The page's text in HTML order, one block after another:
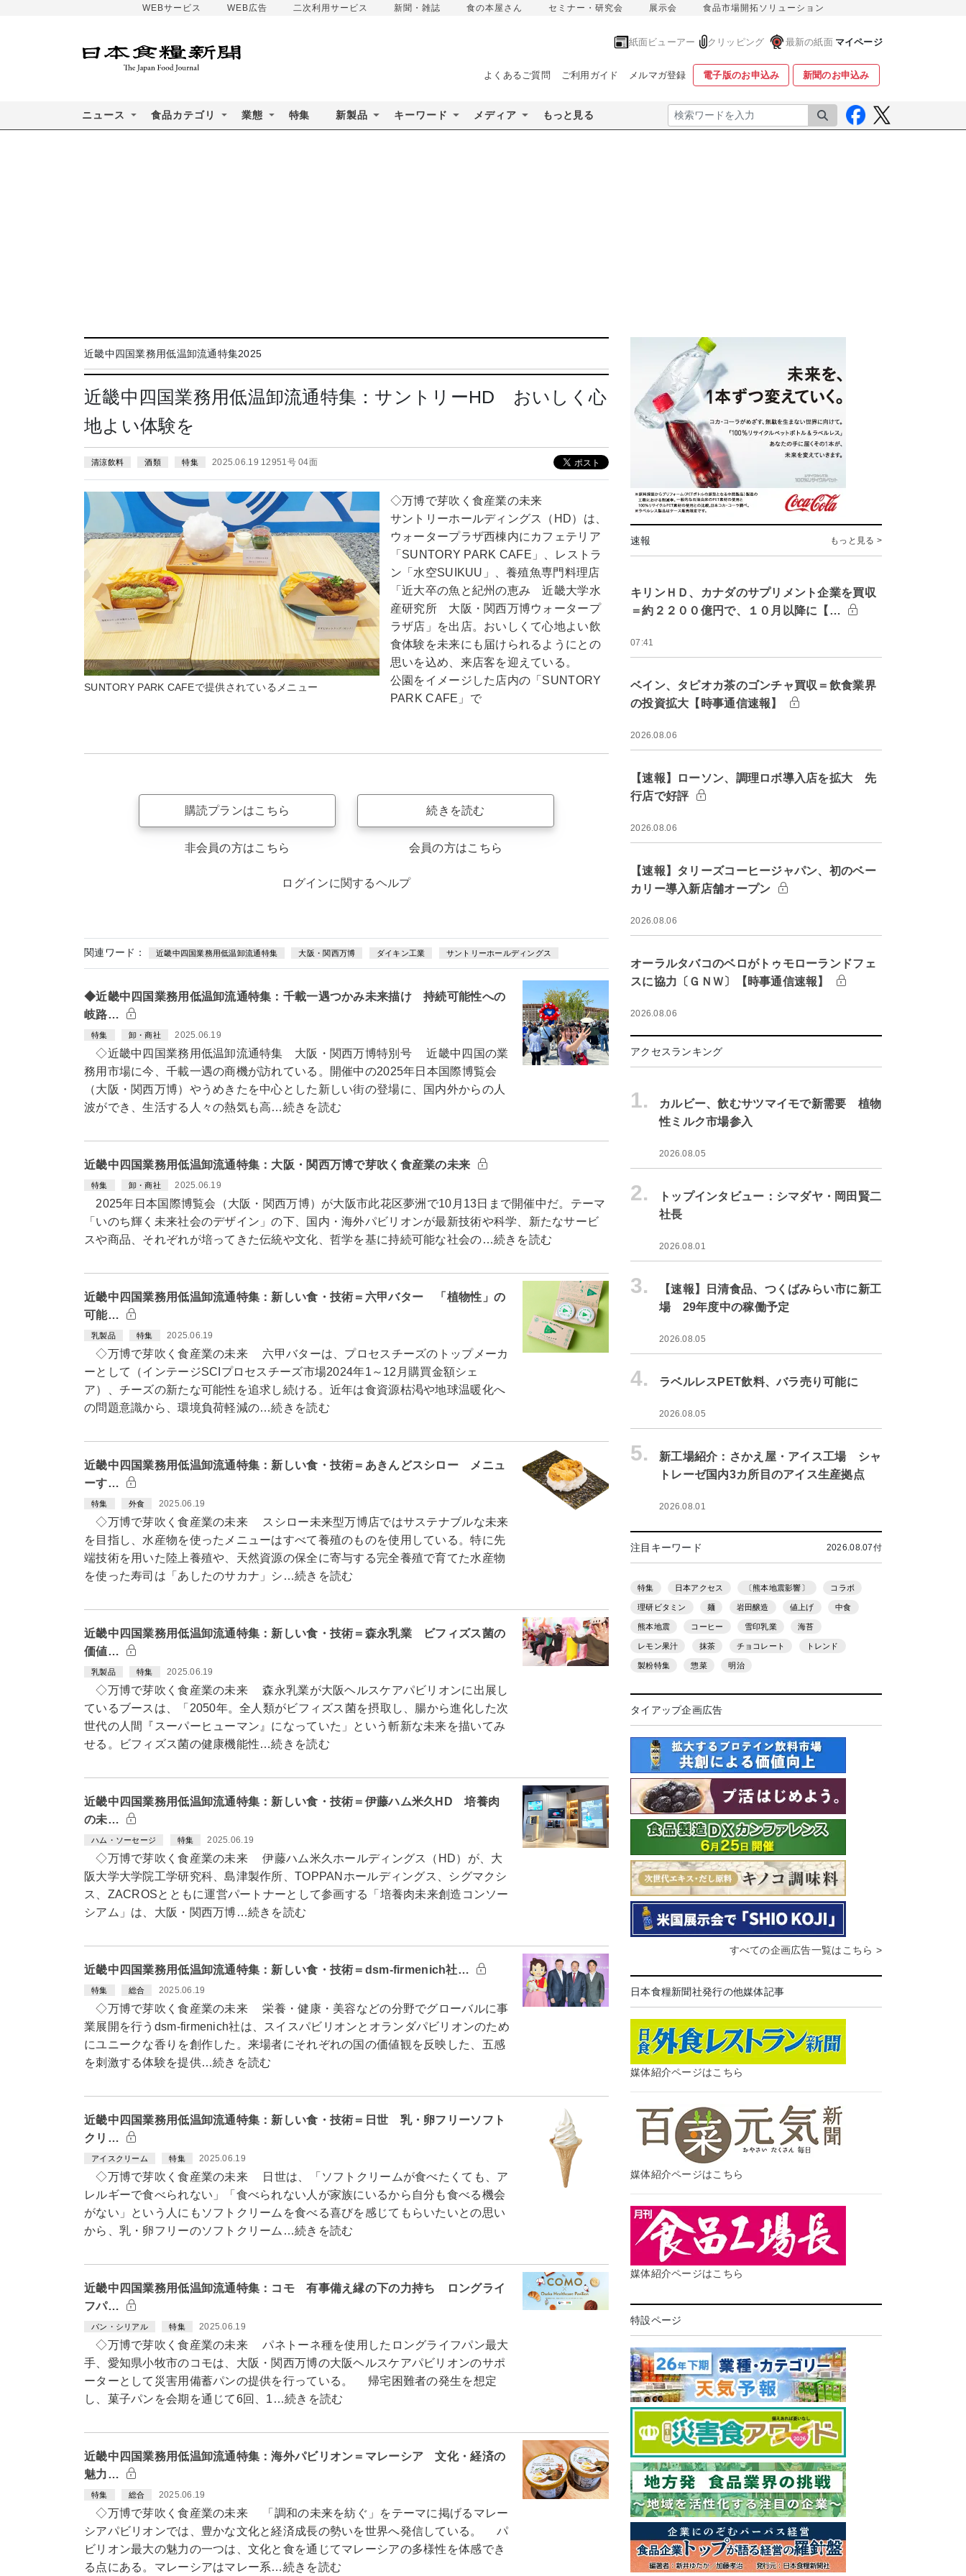
WEBサービス WEB広告 二次利用サービス 新聞・雑誌 食の本屋さん セミナー・研究会 展示会 食品市場開拓ソリューション
紙面ビューアー クリッピング 最新の紙面 マイページ
よくあるご質問 ご利用ガイド メルマガ登録 電子版のお申込み 新聞のお申込み
ニュース 食品カテゴリ 業態 特集 新製品 キーワード メディア もっと見る 検索
近畿中四国業務用低温卸流通特集2025
近畿中四国業務用低温卸流通特集：サントリーHD おいしく心
地よい体験を
清涼飲料 酒類 特集 2025.06.19 12951号 04面
SUNTORY PARK CAFEで提供されているメニュー
◇万博で芽吹く食産業の未来
サントリーホールディングス（HD）は、
ウォータープラザ西棟内にカフェテリア
「SUNTORY PARK CAFE」、レストラ
ン「水空SUIKUU」、養殖魚専門料理店
「近大卒の魚と紀州の恵み 近畿大学水
産研究所 大阪・関西万博ウォータープ
ラザ店」を出店。おいしくて心地よい飲
食体験を未来にも届けられるようにとの
思いを込め、来店客を迎えている。
公園をイメージした店内の「SUNTORY
PARK CAFE」で
購読プランはこちら
非会員の方はこちら
続きを読む
会員の方はこちら
ログインに関するヘルプ
関連ワード： 近畿中四国業務用低温卸流通特集 大阪・関西万博 ダイキン工業 サントリーホールディングス
◆近畿中四国業務用低温卸流通特集：千載一遇つかみ未来描け 持続可能性への
岐路…
特集 卸・商社 2025.06.19
◇近畿中四国業務用低温卸流通特集 大阪・関西万博特別号 近畿中四国の業
務用市場に今、千載一遇の商機が訪れている。開催中の2025年日本国際博覧会
（大阪・関西万博）やうめきたを中心とした新しい街の登場に、国内外からの人
波ができ、生活する人々の熱気も高…続きを読む
近畿中四国業務用低温卸流通特集：大阪・関西万博で芽吹く食産業の未来
特集 卸・商社 2025.06.19
2025年日本国際博覧会（大阪・関西万博）が大阪市此花区夢洲で10月13日まで開催中だ。テーマ
「いのち輝く未来社会のデザイン」の下、国内・海外パビリオンが最新技術や科学、新たなサービ
スや商品、それぞれが培ってきた伝統や文化、哲学を基に持続可能な社会の…続きを読む
近畿中四国業務用低温卸流通特集：新しい食・技術＝六甲バター 「植物性」の
可能…
乳製品 特集 2025.06.19
◇万博で芽吹く食産業の未来 六甲バターは、プロセスチーズのトップメーカ
ーとして（インテージSCIプロセスチーズ市場2024年1～12月購買金額シェ
ア）、チーズの新たな可能性を追求し続ける。近年は食資源枯渇や地球温暖化へ
の問題意識から、環境負荷軽減の…続きを読む
近畿中四国業務用低温卸流通特集：新しい食・技術＝あきんどスシロー メニュ
ーす…
特集 外食 2025.06.19
◇万博で芽吹く食産業の未来 スシロー未来型万博店ではサステナブルな未来
を目指し、水産物を使ったメニューはすべて養殖のものを使用している。特に先
端技術を用いた陸上養殖や、天然資源の保全に寄与する完全養殖で育てた水産物
を使った寿司は「あしたのサカナ」シ…続きを読む
近畿中四国業務用低温卸流通特集：新しい食・技術＝森永乳業 ビフィズス菌の
価値…
乳製品 特集 2025.06.19
◇万博で芽吹く食産業の未来 森永乳業が大阪ヘルスケアパビリオンに出展し
ているブースは、「2050年。全人類がビフィズス菌を摂取し、腸から進化した次
世代の人間『スーパーヒューマン』になっていた」という斬新な未来を描いてみ
せる。ビフィズス菌の健康機能性…続きを読む
近畿中四国業務用低温卸流通特集：新しい食・技術＝伊藤ハム米久HD 培養肉
の未…
ハム・ソーセージ 特集 2025.06.19
◇万博で芽吹く食産業の未来 伊藤ハム米久ホールディングス（HD）が、大
阪大学大学院工学研究科、島津製作所、TOPPANホールディングス、シグマクシ
ス、ZACROSとともに運営パートナーとして参画する「培養肉未来創造コンソー
シアム」は、大阪・関西万博…続きを読む
近畿中四国業務用低温卸流通特集：新しい食・技術＝dsm-firmenich社…
特集 総合 2025.06.19
◇万博で芽吹く食産業の未来 栄養・健康・美容などの分野でグローバルに事
業展開を行うdsm-firmenich社は、スイスパビリオンとオランダパビリオンのため
にユニークな香りを創作した。来場者にそれぞれの国の価値観を反映した、五感
を刺激する体験を提供…続きを読む
近畿中四国業務用低温卸流通特集：新しい食・技術＝日世 乳・卵フリーソフト
クリ…
アイスクリーム 特集 2025.06.19
◇万博で芽吹く食産業の未来 日世は、「ソフトクリームが食べたくても、ア
レルギーで食べられない」「食べられない人が家族にいるから自分も食べる機会
がない」という人にもソフトクリームを食べる喜びを感じてもらいたいとの思い
から、乳・卵フリーのソフトクリーム…続きを読む
近畿中四国業務用低温卸流通特集：コモ 有事備え縁の下の力持ち ロングライ
フパ…
パン・シリアル 特集 2025.06.19
◇万博で芽吹く食産業の未来 パネトーネ種を使用したロングライフパン最大
手、愛知県小牧市のコモは、大阪・関西万博の大阪ヘルスケアパビリオンのサポ
ーターとして災害用備蓄パンの提供を行っている。 帰宅困難者の発生を想定
し、菓子パンを会期を通じて6回、1…続きを読む
近畿中四国業務用低温卸流通特集：海外パビリオン＝マレーシア 文化・経済の
魅力…
特集 総合 2025.06.19
◇万博で芽吹く食産業の未来 「調和の未来を紡ぐ」をテーマに掲げるマレー
シアパビリオンでは、豊かな文化と経済成長の勢いを世界へ発信している。 パ
ビリオン最大の魅力の一つは、文化と食を通じてマレーシアの多様性を体感でき
る点にある。マレーシアはマレー系…続きを読む
速報 もっと見る >
キリンＨＤ、カナダのサプリメント企業を買収
＝約２２００億円で、１０月以降に【…
07:41
ベイン、タピオカ茶のゴンチャ買収＝飲食業界
の投資拡大【時事通信速報】
2026.08.06
【速報】ローソン、調理ロボ導入店を拡大 先
行店で好評
2026.08.06
【速報】タリーズコーヒージャパン、初のベー
カリー導入新店舗オープン
2026.08.06
オーラルタバコのベロがトゥモローランドフェ
スに協力〔ＧＮＷ〕【時事通信速報】
2026.08.06
アクセスランキング
1.
カルビー、飲むサツマイモで新需要 植物
性ミルク市場参入
2026.08.05
2.
トップインタビュー：シマダヤ・岡田賢二
社長
2026.08.01
3.
【速報】日清食品、つくばみらい市に新工
場 29年度中の稼働予定
2026.08.05
4. ラベルレスPET飲料、バラ売り可能に
2026.08.05
5.
新工場紹介：さかえ屋・アイス工場 シャ
トレーゼ国内3カ所目のアイス生産拠点
2026.08.01
注目キーワード 2026.08.07付
特集 日本アクセス 〔熊本地震影響〕 コラボ
理研ビタミン 麺 岩田醸造 値上げ 中食
熊本地震 コーヒー 雪印乳業 海苔
レモン果汁 抹茶 チョコレート トレンド
製粉特集 惣菜 明治
タイアップ企画広告
すべての企画広告一覧はこちら >
日本食糧新聞社発行の他媒体記事
媒体紹介ページはこちら
媒体紹介ページはこちら
媒体紹介ページはこちら
特設ページ